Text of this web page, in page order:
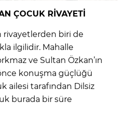
ÇOCUK RİVAYETİ
rivayetlerden biri de
ilgilidir. Mahalle
ve Sultan Özkan’ın
konuşma güçlüğü
ailesi tarafından Dilsiz
burada bir süre